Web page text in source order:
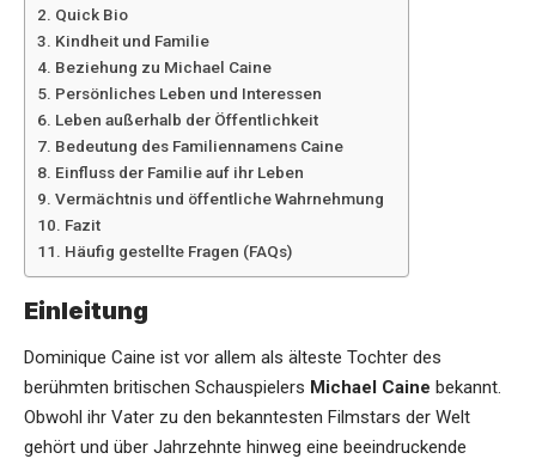
Quick Bio
Kindheit und Familie
Beziehung zu Michael Caine
Persönliches Leben und Interessen
Leben außerhalb der Öffentlichkeit
Bedeutung des Familiennamens Caine
Einfluss der Familie auf ihr Leben
Vermächtnis und öffentliche Wahrnehmung
Fazit
Häufig gestellte Fragen (FAQs)
Einleitung
Dominique Caine ist vor allem als älteste Tochter des
berühmten britischen Schauspielers Michael Caine bekannt.
Obwohl ihr Vater zu den bekanntesten Filmstars der Welt
gehört und über Jahrzehnte hinweg eine beeindruckende